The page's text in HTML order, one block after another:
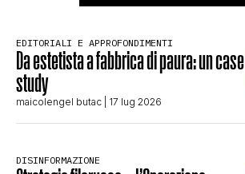
EDITORIALI E APPROFONDIMENTI
Da estetista a fabbrica di paura: un case
study
maicolengel butac | 17 lug 2026
DISINFORMAZIONE